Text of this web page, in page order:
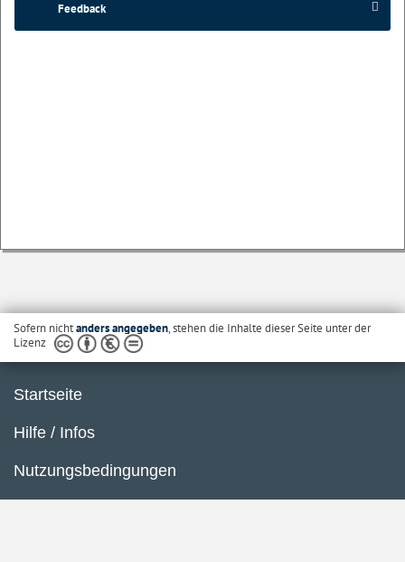
Feedback
Sofern nichtanders angegeben, stehen die Inhalte dieser Seite unter der
Lizenz
Startseite
Hilfe / Infos
Nutzungsbedingungen